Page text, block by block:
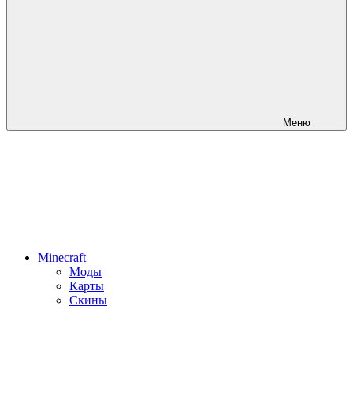
Меню
Minecraft
Моды
Карты
Скины